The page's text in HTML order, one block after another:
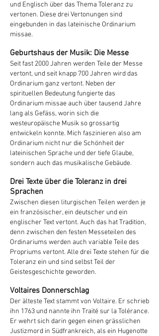
und Englisch über das Thema Toleranz zu
vertonen. Diese drei Vertonungen sind
eingebunden in das lateinische Ordinarium
missae.
Geburtshaus der Musik: Die Messe
Seit fast 2000 Jahren werden Teile der Messe
vertont, und seit knapp 700 Jahren wird das
Ordinarium ganz vertont. Neben der
spirituellen Bedeutung fungierte das
Ordinarium missae auch über tausend Jahre
lang als Gefäss, worin sich die
westeuropäische Musik so grossartig
entwickeln konnte. Mich faszinieren also am
Ordinarium nicht nur die Schönheit der
lateinischen Sprache und der tiefe Glaube,
sondern auch das musikalische Gebäude.
Drei Texte über die Toleranz in drei
Sprachen
Zwischen diesen liturgischen Teilen werden je
ein französischer, ein deutscher und ein
englischer Text vertont. Auch das hat Tradition,
denn zwischen den festen Messeteilen des
Ordinariums werden auch variable Teile des
Propriums vertont. Alle drei Texte stehen für die
Toleranz ein und sind selbst Teil der
Geistesgeschichte geworden.
Voltaires Donnerschlag
Der älteste Text stammt von Voltaire. Er schrieb
ihn 1763 und nannte ihn Traité sur la Tolérance.
Er wehrt sich darin gegen einen grässlichen
Justizmord in Südfrankreich, als ein Hugenotte